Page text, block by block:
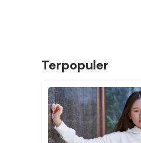
Terpopuler